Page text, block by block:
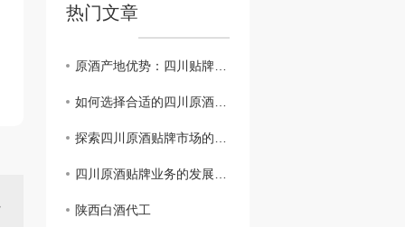
热门文章
原酒产地优势：四川贴牌行业新突破
如何选择合适的四川原酒贴牌合作伙伴？
探索四川原酒贴牌市场的机遇与挑战
四川原酒贴牌业务的发展趋势分析
陕西白酒代工